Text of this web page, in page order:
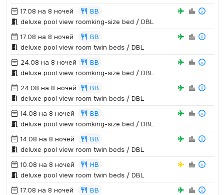
17.08 на 8 ночей
BB
deluxe pool view roomking-size bed / DBL
17.08 на 8 ночей
BB
deluxe pool view room twin beds / DBL
24.08 на 8 ночей
BB
deluxe pool view roomking-size bed / DBL
24.08 на 8 ночей
BB
deluxe pool view room twin beds / DBL
14.08 на 8 ночей
BB
deluxe pool view roomking-size bed / DBL
14.08 на 8 ночей
BB
deluxe pool view room twin beds / DBL
10.08 на 8 ночей
HB
deluxe pool view room twin beds / DBL
17.08 на 8 ночей
BB